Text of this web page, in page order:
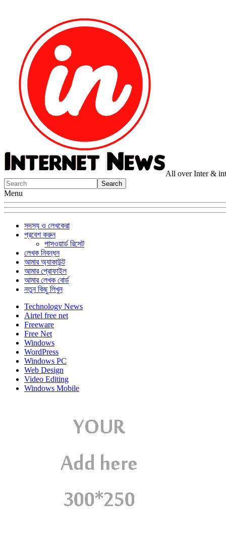
All over Inter &
Menu
সদস্য ও লেখকেরা
প্রবেশ করুন
পাসওয়ার্ড রিসেট
লেখক নিবন্ধন
আমার অ্যাকাউন্ট
আমার প্রোফাইল
আমার লেখক বোর্ড
নতুন কিছু লিখুন
Technology News
Airtel free net
Freeware
Free Net
Windows
WordPress
Windows PC
Web Design
Video Editing
Windows Mobile